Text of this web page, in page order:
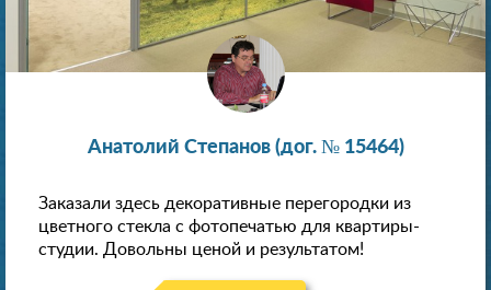
Анатолий Степанов (дог. № 15464)
Заказали здесь декоративные перегородки из
цветного стекла с фотопечатью для квартиры-
студии. Довольны ценой и результатом!